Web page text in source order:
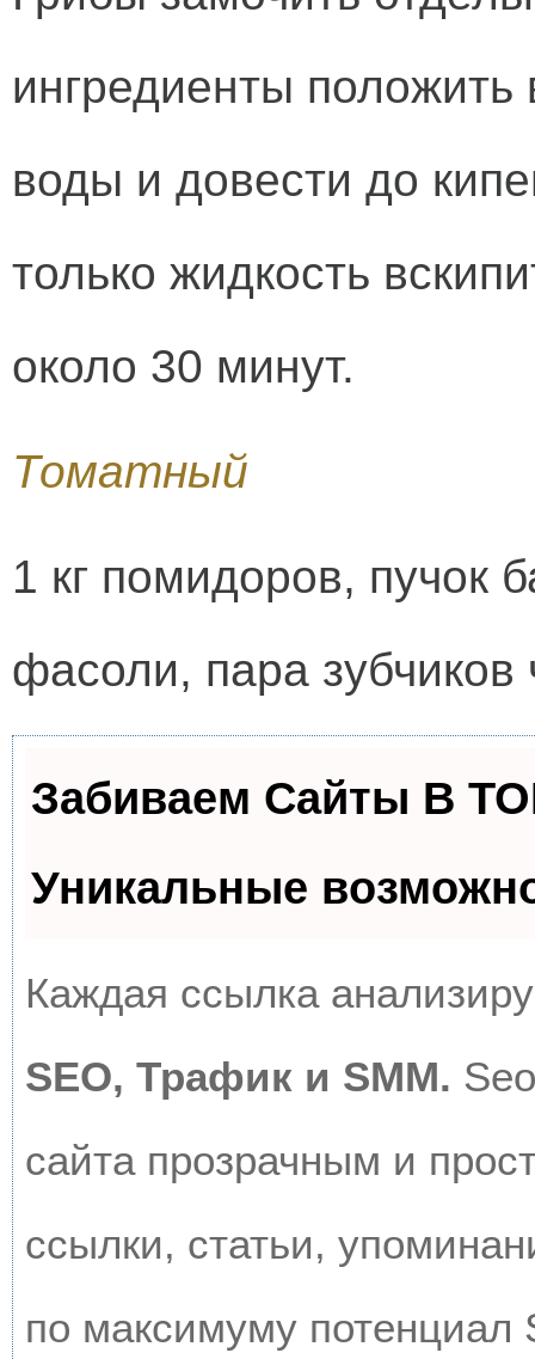
ингредиенты
воды и довести до
только жидкость
около 30 минут.
Томатный
1 кг помидоров, пучок
фасоли, пара зубчиков
Забиваем Сайты В
Уникальные
Каждая ссылка
SEO, Трафик и SMM.
сайта прозрачным и
ссылки, статьи,
по максимуму потенциал